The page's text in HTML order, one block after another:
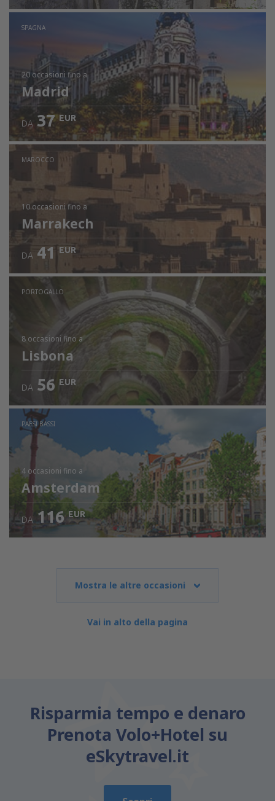
SPAGNA
20 occasioni fino a
Madrid
DA 37 EUR
MAROCCO
10 occasioni fino a
Marrakech
DA 41 EUR
PORTOGALLO
8 occasioni fino a
Lisbona
DA 56 EUR
PAESI BASSI
4 occasioni fino a
Amsterdam
DA 116 EUR
Mostra le altre occasioni
Vai in alto della pagina
Risparmia tempo e denaro
Prenota Volo+Hotel su
eSkytravel.it